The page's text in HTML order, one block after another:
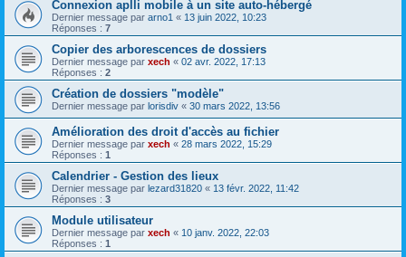
Connexion aplli mobile à un site auto-hébergé
Dernier message par arno1 « 13 juin 2022, 10:23
Réponses : 7
Copier des arborescences de dossiers
Dernier message par xech « 02 avr. 2022, 17:13
Réponses : 2
Création de dossiers "modèle"
Dernier message par lorisdiv « 30 mars 2022, 13:56
Amélioration des droit d'accès au fichier
Dernier message par xech « 28 mars 2022, 15:29
Réponses : 1
Calendrier - Gestion des lieux
Dernier message par lezard31820 « 13 févr. 2022, 11:42
Réponses : 3
Module utilisateur
Dernier message par xech « 10 janv. 2022, 22:03
Réponses : 1